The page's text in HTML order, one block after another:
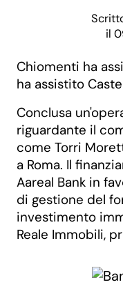
il
Chiomenti ha
ha assistito
Conclusa
riguardante il
come Torri
a Roma. Il
Aareal Bank in
di gestione del
investimento
Reale Immobili,